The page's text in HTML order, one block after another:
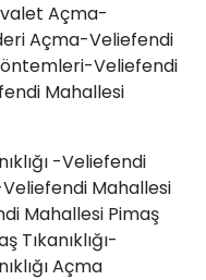
Açma-
Açma-Veliefendi
Veliefendi
Mahallesi
-Veliefendi
Veliefendi Mahallesi
Mahallesi Pimaş
Açma